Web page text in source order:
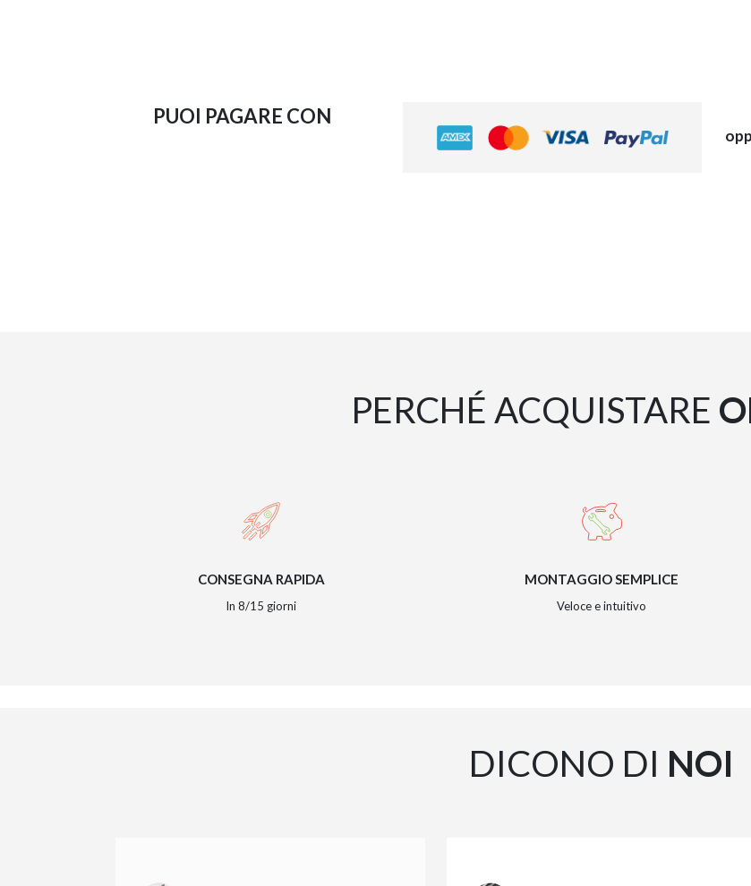
PUOI PAGARE CON
PERCHÉ ACQUISTARE
CONSEGNA RAPIDA
In 8/15 giorni
MONTAGGIO SEMPLICE
Veloce e intuitivo
DICONO DI NOI